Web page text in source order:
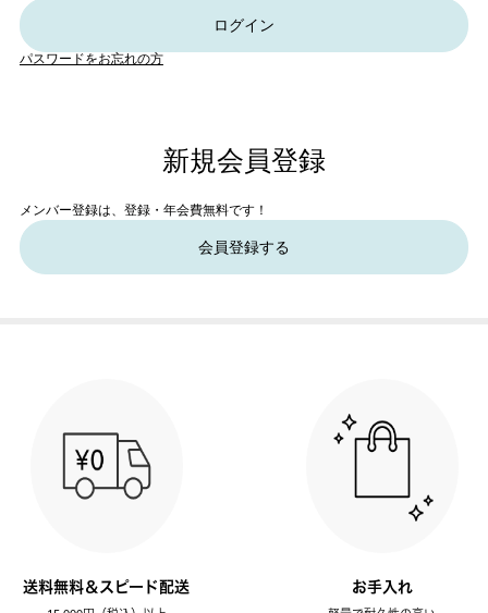
ログイン
パスワードをお忘れの方
新規会員登録
メンバー登録は、登録・年会費無料です！
会員登録する
送料無料＆スピード配送 お手入れ